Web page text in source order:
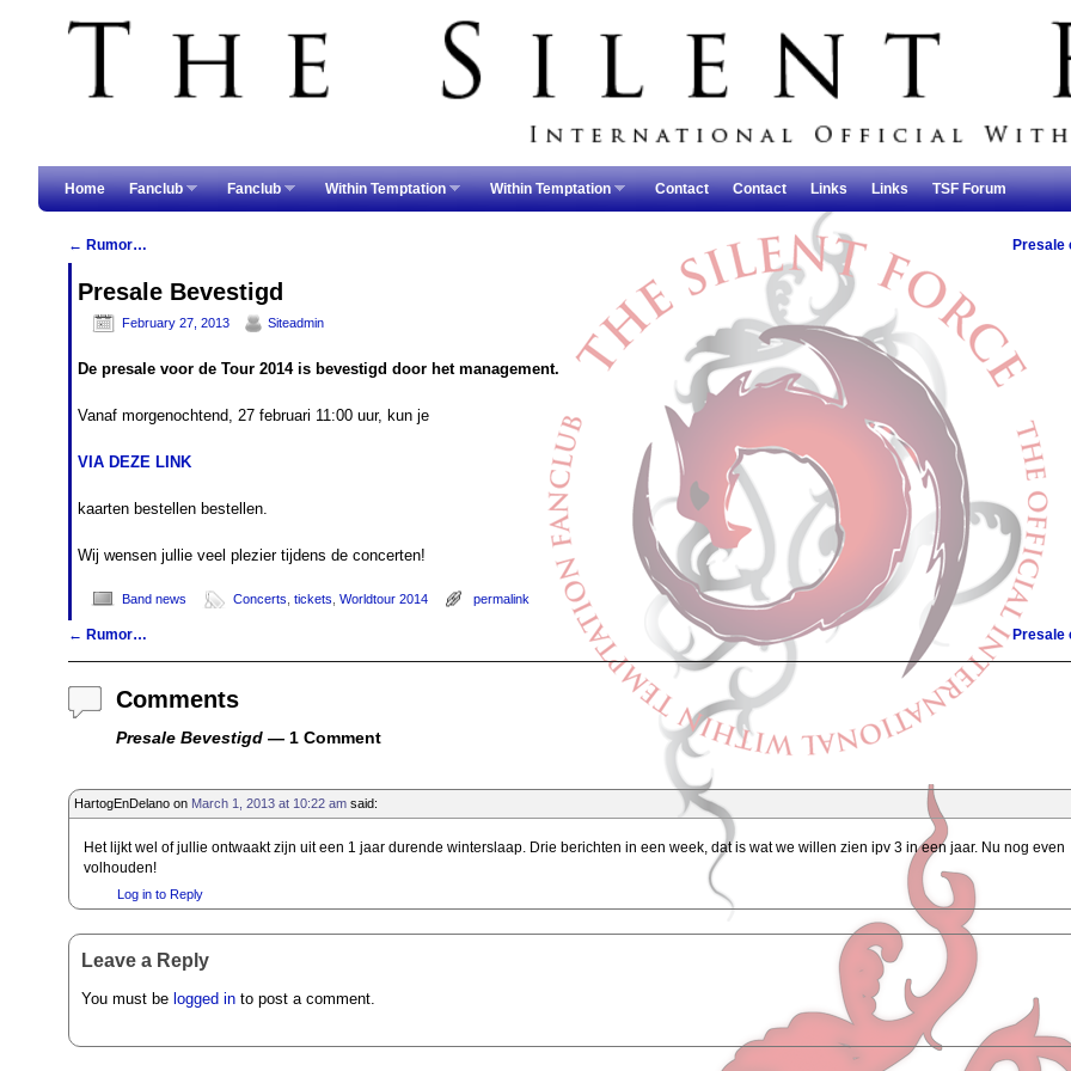
Home Fanclub Fanclub Within Temptation Within Temptation Contact Contact Links Links TSF Forum
Post navigation
← Rumor… Presale
Presale Bevestigd
February 27, 2013 Siteadmin
De presale voor de Tour 2014 is bevestigd door het management.
Vanaf morgenochtend, 27 februari 11:00 uur, kun je
VIA DEZE LINK
kaarten bestellen bestellen.
Wij wensen jullie veel plezier tijdens de concerten!
Band news Concerts ,tickets ,Worldtour 2014 permalink
Post navigation
← Rumor… Presale
Comments
Presale Bevestigd — 1 Comment
HartogEnDelano on March 1, 2013 at 10:22 am said:
Het lijkt wel of jullie ontwaakt zijn uit een 1 jaar durende winterslaap. Drie berichten in een week, dat is wat we willen zien ipv 3 in een jaar. Nu nog even
volhouden!
Log in to Reply
Leave a Reply
You must be logged in to post a comment.